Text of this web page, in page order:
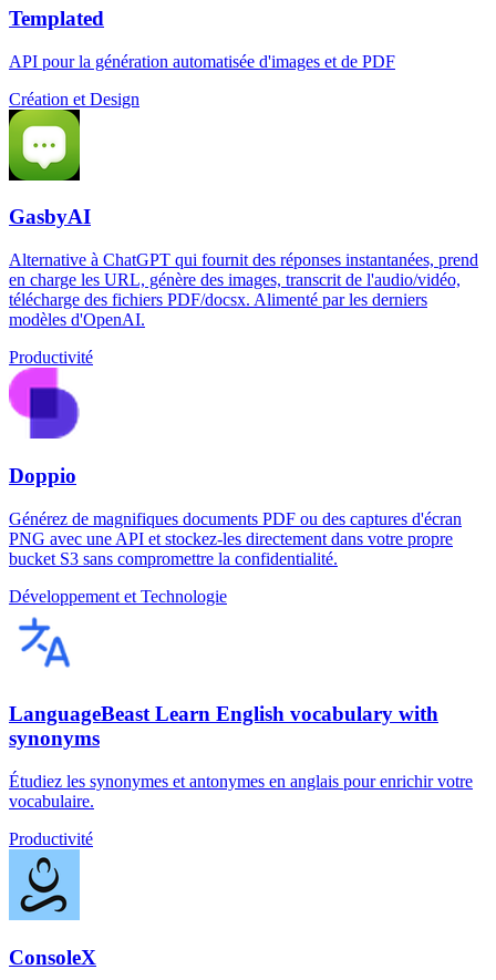
Templated
API pour la génération automatisée d'images et de PDF
Création et Design
GasbyAI
Alternative à ChatGPT qui fournit des réponses instantanées, prend
en charge les URL, génère des images, transcrit de l'audio/vidéo,
télécharge des fichiers PDF/docsx. Alimenté par les derniers
modèles d'OpenAI.
Productivité
Doppio
Générez de magnifiques documents PDF ou des captures d'écran
PNG avec une API et stockez-les directement dans votre propre
bucket S3 sans compromettre la confidentialité.
Développement et Technologie
LanguageBeast Learn English vocabulary with
synonyms
Étudiez les synonymes et antonymes en anglais pour enrichir votre
vocabulaire.
Productivité
ConsoleX